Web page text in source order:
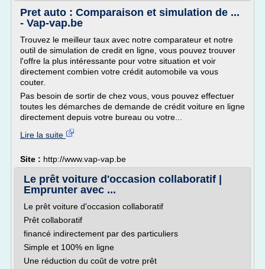
Pret auto : Comparaison et simulation de ...
- Vap-vap.be
Trouvez le meilleur taux avec notre comparateur et notre
outil de simulation de credit en ligne, vous pouvez trouver
l'offre la plus intéressante pour votre situation et voir
directement combien votre crédit automobile va vous
couter.
Pas besoin de sortir de chez vous, vous pouvez effectuer
toutes les démarches de demande de crédit voiture en ligne
directement depuis votre bureau ou votre...
Lire la suite
Site : http://www.vap-vap.be
Le prêt voiture d'occasion collaboratif |
Emprunter avec ...
Le prêt voiture d'occasion collaboratif
Prêt collaboratif
financé indirectement par des particuliers
Simple et 100% en ligne
Une réduction du coût de votre prêt